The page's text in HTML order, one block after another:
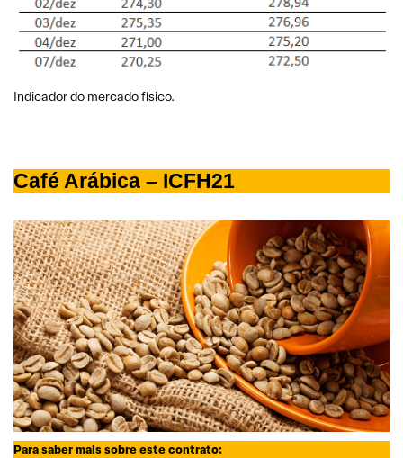
Indicador do mercado físico.
Café Arábica – ICFH21
Para saber mais sobre este contrato: